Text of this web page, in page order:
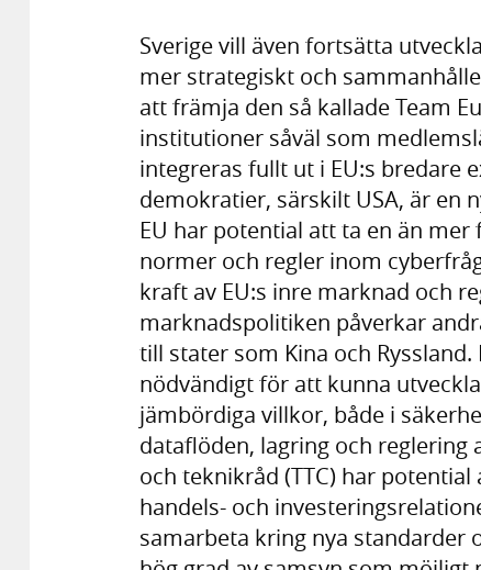
Sverige vill även fortsätta
mer strategiskt och
att främja den så kallade Team
institutioner såväl som
integreras fullt ut i EU:s bredare
demokratier, särskilt USA, är en
EU har potential att ta en än
normer och regler inom
kraft av EU:s inre marknad och
marknadspolitiken påverkar
till stater som Kina och
nödvändigt för att kunna
jämbördiga villkor, både i
dataflöden, lagring och reglering
och teknikråd (TTC) har
handels- och
samarbeta kring nya standarder